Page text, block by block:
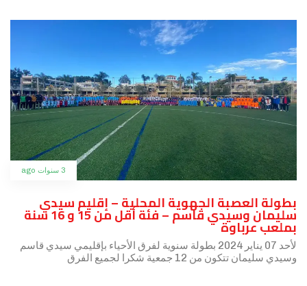
3 سنوات ago
بطولة العصبة الجهوية المحلية – إقليم سيدي
سليمان وسيدي قاسم – فئة أقل من 15 و 16 سنة
بملعب عرباوة
لأحد 07 يناير 2024 بطولة سنوية لفرق الأحياء بإقليمي سيدي قاسم
وسيدي سليمان تتكون من 12 جمعية شكرا لجميع الفرق